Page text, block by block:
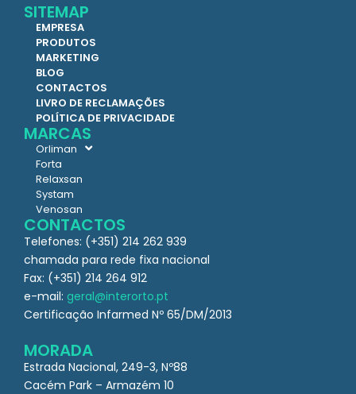
SITEMAP
EMPRESA
PRODUTOS
MARKETING
BLOG
CONTACTOS
LIVRO DE RECLAMAÇÕES
POLÍTICA DE PRIVACIDADE
MARCAS
Orliman
Forta
Relaxsan
Systam
Venosan
CONTACTOS
Telefones: (+351) 214 262 939
chamada para rede fixa nacional
Fax: (+351) 214 264 912
e-mail: geral@interorto.pt
Certificação Infarmed Nº 65/DM/2013
MORADA
Estrada Nacional, 249-3, Nº88
Cacém Park – Armazém 10